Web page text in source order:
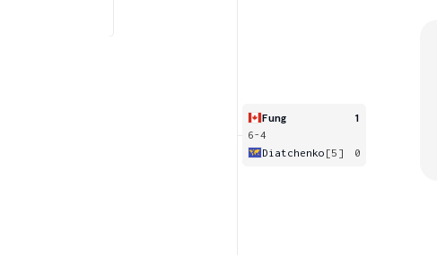
Fung
1
6-4
Diatchenko [5] 0